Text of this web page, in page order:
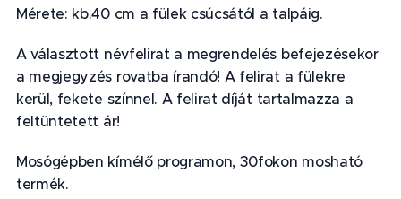
Mérete: kb.40 cm a fülek csúcsától a talpáig.
A választott névfelirat a megrendelés befejezésekor
a megjegyzés rovatba írandó! A felirat a fülekre
kerül, fekete színnel. A felirat díját tartalmazza a
feltüntetett ár!
Mosógépben kímélő programon, 30fokon mosható
termék.